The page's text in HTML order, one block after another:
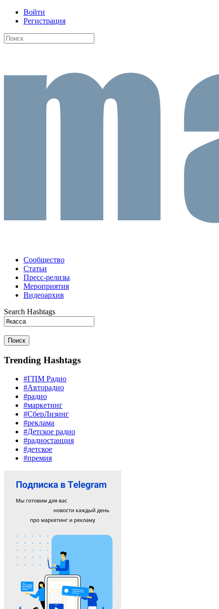
Войти
Регистрация
Сообщество
Статьи
Пресс-релизы
Мероприятия
Видеоархив
Search Hashtags
Поиск
Trending Hashtags
#ГПМ Радио
#Авторадио
#радио
#маркетинг
#СберЛизинг
#реклама
#Детское радио
#радиостанция
#детское
#премия